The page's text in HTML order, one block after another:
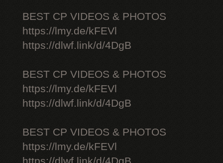
BEST CP VIDEOS & PHOTOS
https://lmy.de/kFEVl
https://dlwf.link/d/4DgB
BEST CP VIDEOS & PHOTOS
https://lmy.de/kFEVl
https://dlwf.link/d/4DgB
BEST CP VIDEOS & PHOTOS
https://lmy.de/kFEVl